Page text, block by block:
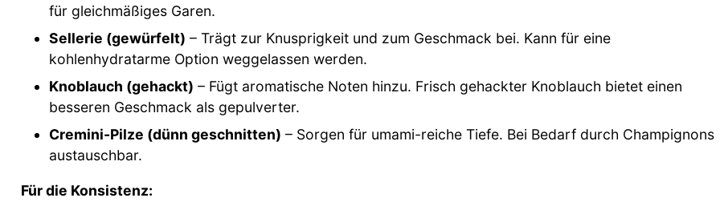
für gleichmäßiges Garen.
Sellerie (gewürfelt) – Trägt zur Knusprigkeit und zum Geschmack bei. Kann für eine
kohlenhydratarme Option weggelassen werden.
Knoblauch (gehackt) – Fügt aromatische Noten hinzu. Frisch gehackter Knoblauch bietet einen
besseren Geschmack als gepulverter.
Cremini-Pilze (dünn geschnitten) – Sorgen für umami-reiche Tiefe. Bei Bedarf durch Champignons
austauschbar.
Für die Konsistenz: